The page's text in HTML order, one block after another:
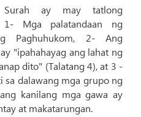
Surah ay may tatlong
1- Mga palatandaan ng
Paghuhukom, 2- Ang
"ipahahayag ang lahat ng
dito" (Talatang 4), at 3 -
sa dalawang mga grupo ng
kanilang mga gawa ay
at makatarungan.